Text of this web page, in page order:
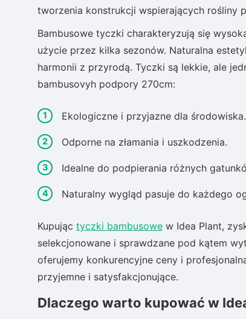
tworzenia konstrukcji wspierających rośliny
Bambusowe tyczki charakteryzują się
użycie przez kilka sezonów. Naturalna
harmonii z przyrodą. Tyczki są lekkie, ale
bambusovyh podpory 270cm:
Ekologiczne i przyjazne dla środowiska.
Odporne na złamania i uszkodzenia.
Idealne do podpierania różnych
Naturalny wygląd pasuje do każdego
Kupując tyczki bambusowe w Idea Plant,
selekcjonowane i sprawdzane pod kątem
oferujemy konkurencyjne ceny i
przyjemne i satysfakcjonujące.
Dlaczego warto kupować w